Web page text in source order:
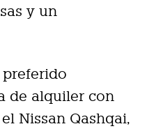
y un
preferido
de alquiler con
Nissan Qashqai,